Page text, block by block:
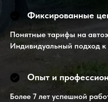
Фиксированные
Понятные тарифы на
Индивидуальный подход к
Опыт и
Более 7 лет успешной